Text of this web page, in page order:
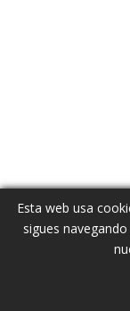
Esta web usa
sigues